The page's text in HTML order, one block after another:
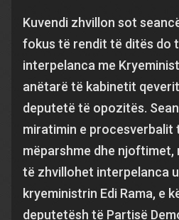
Kuvendi zhvillon sot
fokus të rendit të ditës do
interpelanca me
anëtarë të kabinetit
deputetë të opozitës.
miratimin e procesverbalit
mëparshme dhe njoftimet,
të zhvillohet interpelanca
kryeministrin Edi Rama, e
deputetësh të Partisë